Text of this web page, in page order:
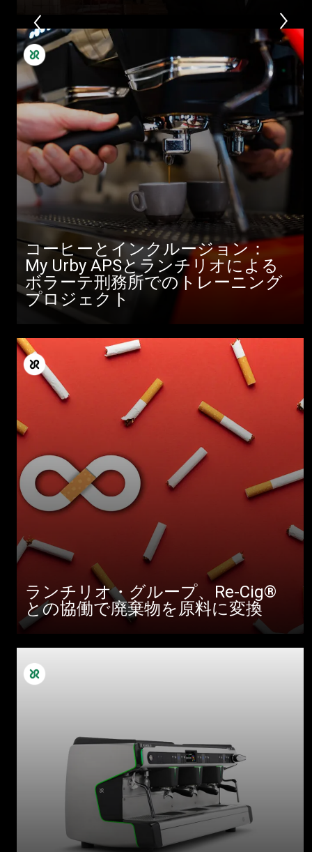
コーヒーとインクルージョン：
My Urby APSとランチリオによる
ボラーテ刑務所でのトレーニング
プロジェクト
ランチリオ・グループ、Re-Cig®
との協働で廃棄物を原料に変換